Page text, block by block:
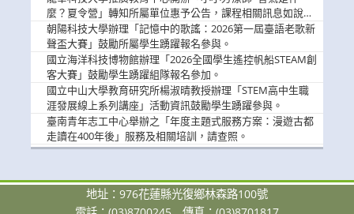
公告周知。
麼？夏令營」轉知所屬單位惠予公告，課程相關訊息如說
明。
朝陽科技大學辦理「記憶中的歌謠：2026第一屆臺語老歌新
聲盃大賽」鼓勵所屬學生踴躍報名參與。
國立海洋科技博物館辦理「2026全國學生遙控帆船STEAM創
客大賽」鼓勵學生踴躍組隊報名參加。
國立中山大學教育研究所楊淑晴教授辦理「STEM高中生職
涯發展線上系列講座」活動資訊鼓勵學生踴躍參與。
臺南青年志工中心舉辦之「年度主題式服務方案：漫遊古都
走讀在400年後」服務及相關培訓，請查照。
地址：976花蓮縣光復鄉林森路100號